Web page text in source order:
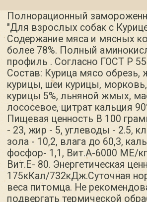
подвергать термической обработке.
Использовать при комнатной температуре.
Дата изготовления указана
на упаковке. Срок годности 3 месяца при
температуре -18*С и относительной
влажности не более 75%.